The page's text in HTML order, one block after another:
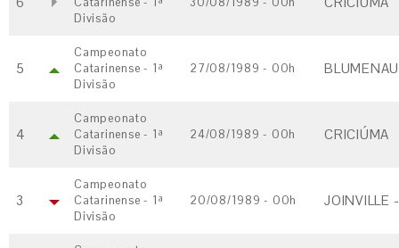
Divisão
5
Campeonato
Catarinense - 1ª
Divisão
27/08/1989 - 00h
4
Campeonato
Catarinense - 1ª
Divisão
24/08/1989 - 00h CRICIÚMA
3
Campeonato
Catarinense - 1ª
Divisão
20/08/1989 - 00h JOINVILLE